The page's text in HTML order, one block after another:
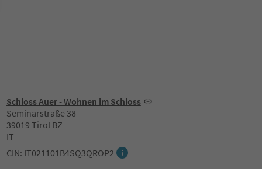
Schloss Auer - Wohnen im Schloss
Seminarstraße 38
39019 Tirol BZ
IT
CIN: IT021101B4SQ3QROP2